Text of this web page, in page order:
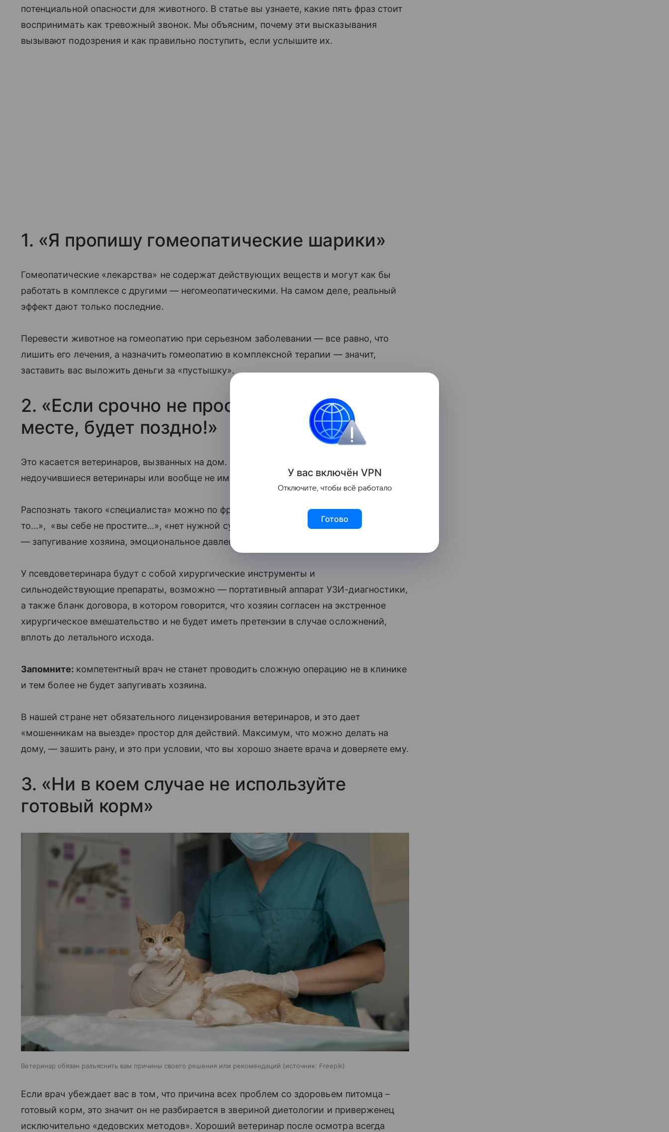
потенциальной опасности для животного. В статье вы узнаете, какие пять фраз стоит
воспринимать как тревожный звонок. Мы объясним, почему эти высказывания
вызывают подозрения и как правильно поступить, если услышите их.
1. «Я пропишу гомеопатические шарики»
Гомеопатические «лекарства» не содержат действующих веществ и могут как бы
работать в комплексе с другими — негомеопатическими. На самом деле, реальный
эффект дают только последние.
Перевести животное на гомеопатию при серьезном заболевании — все равно, что
лишить его лечения, а назначить гомеопатию в комплексной терапии — значит,
заставить вас выложить деньги за «пустышку».
2. «Если срочно не прооперируем на
месте, будет поздно!»
Это касается ветеринаров, вызванных на дом. Схему используют мошенники —
недоучившиеся ветеринары или вообще не имеющие отношения к ветеринарии люди.
Распознать такого «специалиста» можно по фразам: «если сейчас не решитесь —
то...», «вы себе не простите...», «нет нужной суммы — а сколько есть?». Его тактика
— запугивание хозяина, эмоциональное давление и вытягивание денег.
У псевдоветеринара будут с собой хирургические инструменты и
сильнодействующие препараты, возможно — портативный аппарат УЗИ-диагностики,
а также бланк договора, в котором говорится, что хозяин согласен на экстренное
хирургическое вмешательство и не будет иметь претензии в случае осложнений,
вплоть до летального исхода.
Запомните: компетентный врач не станет проводить сложную операцию не в клинике
и тем более не будет запугивать хозяина.
В нашей стране нет обязательного лицензирования ветеринаров, и это дает
«мошенникам на выезде» простор для действий. Максимум, что можно делать на
дому, — зашить рану, и это при условии, что вы хорошо знаете врача и доверяете ему.
3. «Ни в коем случае не используйте
готовый корм»
Ветеринар обязан разъяснить вам причины своего решения или рекомендаций источник: Freepik
Если врач убеждает вас в том, что причина всех проблем со здоровьем питомца –
готовый корм, это значит он не разбирается в звериной диетологии и приверженец
исключительно «дедовских методов». Хороший ветеринар после осмотра всегда
У вас включён VPN
Отключите, чтобы всё работало
Готово